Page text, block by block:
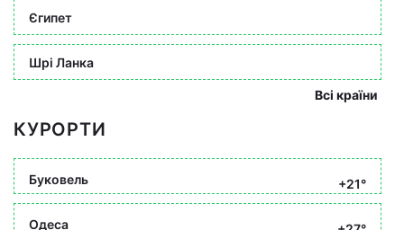
Єгипет
Шрі Ланка
Всі країни
КУРОРТИ
Буковель +21°
Одеса